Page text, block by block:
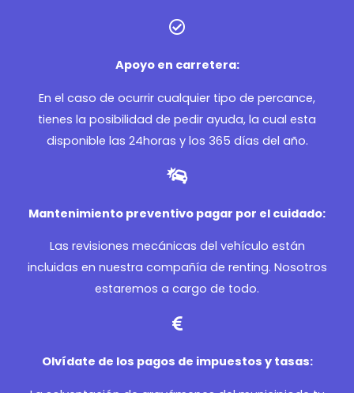
Apoyo en carretera:
En el caso de ocurrir cualquier tipo de percance,
tienes la posibilidad de pedir ayuda, la cual esta
disponible las 24horas y los 365 días del año.
Mantenimiento preventivo pagar por el cuidado:
Las revisiones mecánicas del vehículo están
incluidas en nuestra compañía de renting. Nosotros
estaremos a cargo de todo.
Olvídate de los pagos de impuestos y tasas: